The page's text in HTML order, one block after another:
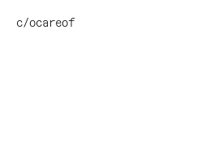
c/ocareof